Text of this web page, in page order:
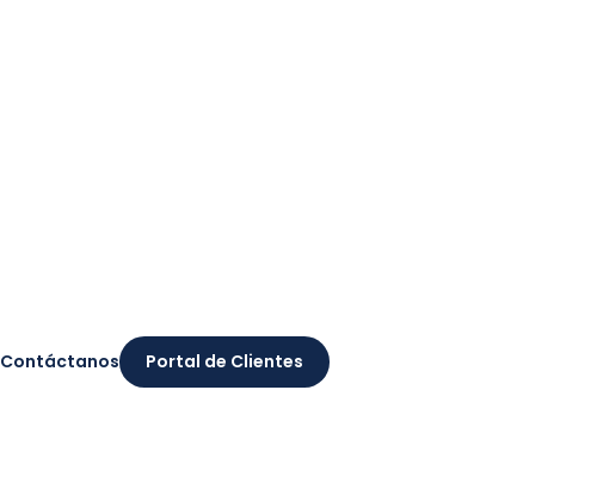
Contáctanos Portal de Clientes